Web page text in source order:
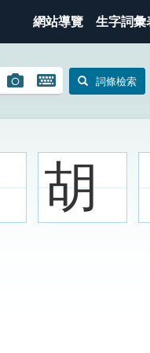
網站導覽 生字詞彙
圖
搜
圖
開
鍵
圖
示
詞條檢索
胡